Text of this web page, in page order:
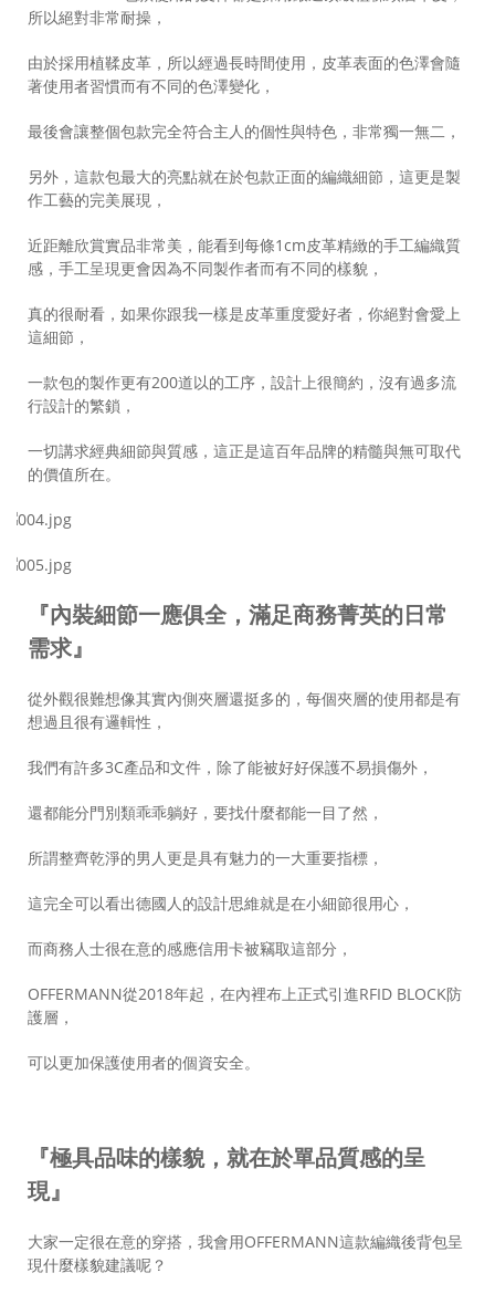
所以絕對非常耐操，
由於採用植鞣皮革，所以經過長時間使用，皮革表面的色澤會隨
著使用者習慣而有不同的色澤變化，
最後會讓整個包款完全符合主人的個性與特色，非常獨一無二，
另外，這款包最大的亮點就在於包款正面的編織細節，這更是製
作工藝的完美展現，
近距離欣賞實品非常美，能看到每條1cm皮革精緻的手工編織質
感，手工呈現更會因為不同製作者而有不同的樣貌，
真的很耐看，如果你跟我一樣是皮革重度愛好者，你絕對會愛上
這細節，
一款包的製作更有200道以的工序，設計上很簡約，沒有過多流
行設計的繁鎖，
一切講求經典細節與質感，這正是這百年品牌的精髓與無可取代
的價值所在。
『內裝細節一應俱全，滿足商務菁英的日常
需求』
從外觀很難想像其實內側夾層還挺多的，每個夾層的使用都是有
想過且很有邏輯性，
我們有許多3C產品和文件，除了能被好好保護不易損傷外，
還都能分門別類乖乖躺好，要找什麼都能一目了然，
所謂整齊乾淨的男人更是具有魅力的一大重要指標，
這完全可以看出德國人的設計思維就是在小細節很用心，
而商務人士很在意的感應信用卡被竊取這部分，
OFFERMANN從2018年起，在內裡布上正式引進RFID BLOCK防
護層，
可以更加保護使用者的個資安全。
『極具品味的樣貌，就在於單品質感的呈
現』
大家一定很在意的穿搭，我會用OFFERMANN這款編織後背包呈
現什麼樣貌建議呢？